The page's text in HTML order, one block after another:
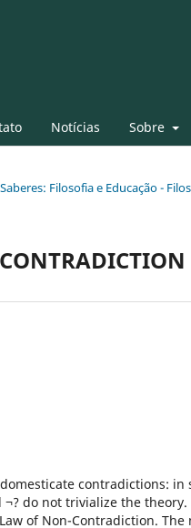
Notícias Sobre
Filosofia e Educação -
contradictions: in
¬? do not trivialize the
of Non-Contradiction. The